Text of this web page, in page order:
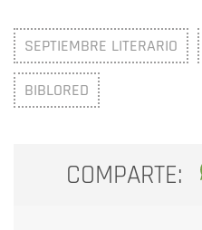
SEPTIEMBRE LITERARIO
BIBLORED
COMPARTE: